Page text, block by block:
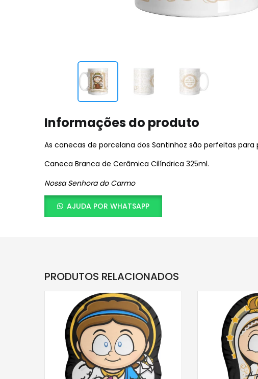
Informações do produto
As canecas de porcelana dos Santinhoz são perfeitas
Caneca Branca de Cerâmica Cilíndrica 325ml.
Nossa Senhora do Carmo
AJUDA POR WHATSAPP
PRODUTOS RELACIONADOS